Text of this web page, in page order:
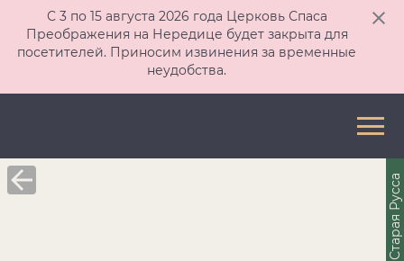
С 3 по 15 августа 2026 года Церковь Спаса
Преображения на Нередице будет закрыта для
посетителей. Приносим извинения за временные
неудобства.
Старая Русса